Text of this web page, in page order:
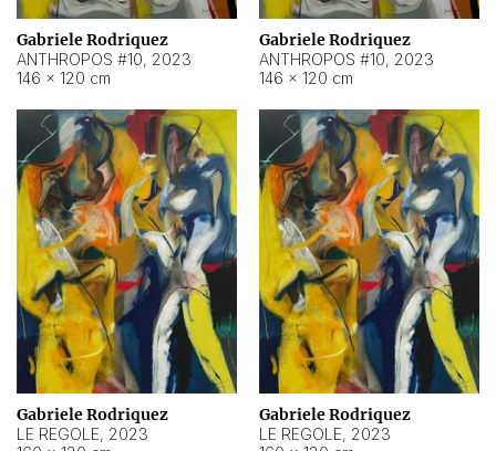
Gabriele Rodriquez
ANTHROPOS #10, 2023
146 × 120 cm
Gabriele Rodriquez
ANTHROPOS #10, 2023
146 × 120 cm
Gabriele Rodriquez
LE REGOLE, 2023
Gabriele Rodriquez
LE REGOLE, 2023